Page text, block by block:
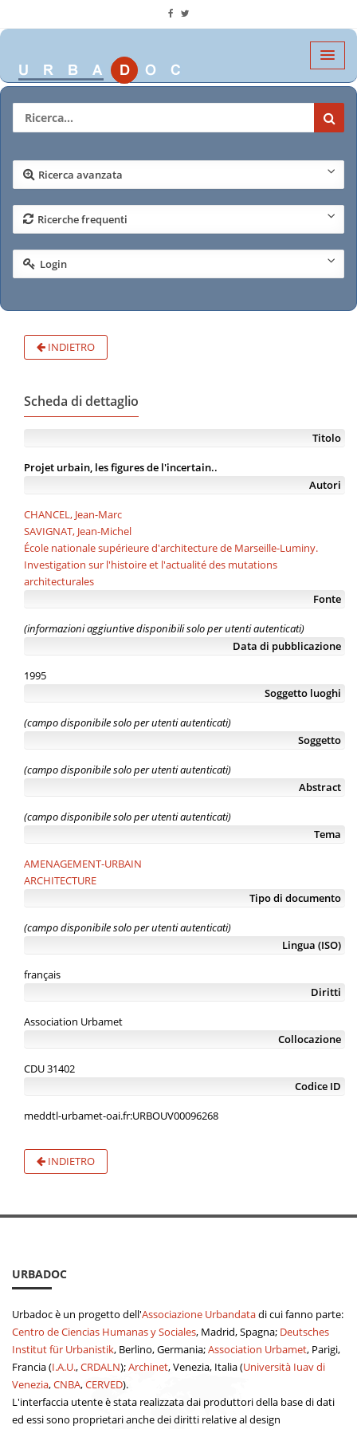
Ricerca avanzata
Ricerche frequenti
Login
INDIETRO
Scheda di dettaglio
Titolo
Projet urbain, les figures de l'incertain..
Autori
CHANCEL, Jean-Marc
SAVIGNAT, Jean-Michel
École nationale supérieure d'architecture de Marseille-Luminy.
Investigation sur l'histoire et l'actualité des mutations
architecturales
Fonte
(informazioni aggiuntive disponibili solo per utenti autenticati)
Data di pubblicazione
1995
Soggetto luoghi
(campo disponibile solo per utenti autenticati)
Soggetto
(campo disponibile solo per utenti autenticati)
Abstract
(campo disponibile solo per utenti autenticati)
Tema
AMENAGEMENT-URBAIN
ARCHITECTURE
Tipo di documento
(campo disponibile solo per utenti autenticati)
Lingua (ISO)
français
Diritti
Association Urbamet
Collocazione
CDU 31402
Codice ID
meddtl-urbamet-oai.fr:URBOUV00096268
INDIETRO
URBADOC
Urbadoc è un progetto dell'Associazione Urbandatadi cui fanno parte:
Centro de Ciencias Humanas y Sociales, Madrid, Spagna; Deutsches
Institut für Urbanistik, Berlino, Germania;Association Urbamet, Parigi,
Francia (I.A.U.,CRDALN);Archinet, Venezia, Italia (Università Iuav di
Venezia,CNBA,CERVED).
L'interfaccia utente è stata realizzata dai produttori della base di dati
ed essi sono proprietari anche dei diritti relative al design